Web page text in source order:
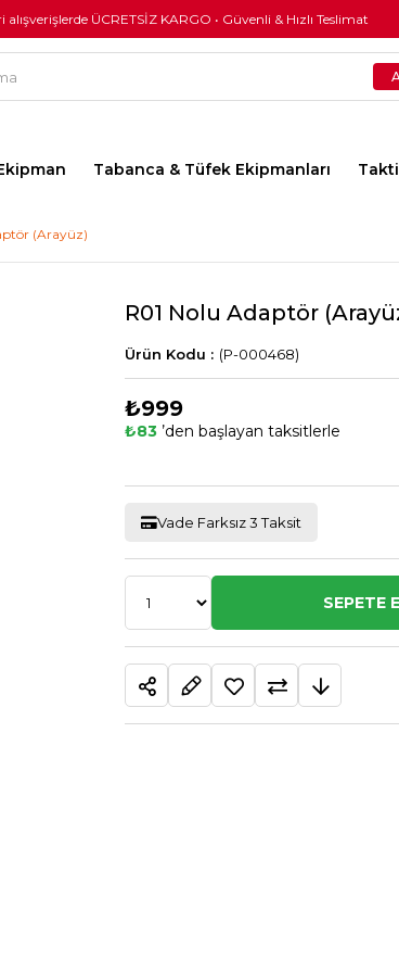
alışverişlerde ÜCRETSİZ KARGO • Güvenli & Hızlı Teslimat
Tabanca & Tüfek Ekipmanları
(Arayüz)
R01 Nolu Adaptör
(P-000468)
₺999
₺83 ’den başlayan taksitlerle
Vade Farksız 3 Taksit